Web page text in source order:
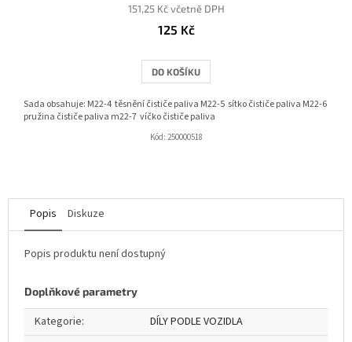
151,25 Kč včetně DPH
125 Kč
DO KOŠÍKU
Sada obsahuje: M22-4 těsnění čističe paliva M22-5 sítko čističe paliva M22-6
pružina čističe paliva m22-7 víčko čističe paliva
Kód: 250000518
Popis Diskuze
Popis produktu není dostupný
Doplňkové parametry
Kategorie:
DÍLY PODLE VOZIDLA